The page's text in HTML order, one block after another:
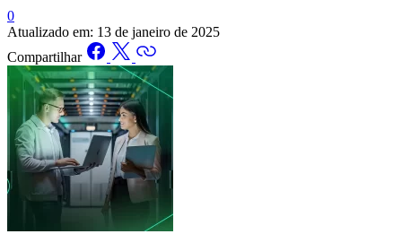
0
Atualizado em: 13 de janeiro de 2025
Compartilhar